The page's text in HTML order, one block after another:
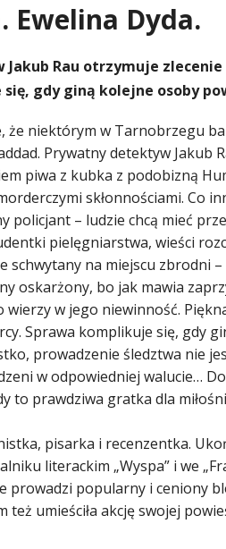
Ewelina Dyda.
Rau otrzymuje
gdy giną kolejne osoby
że niektórym w Tarnobrzegu
Prywatny detektyw Jakub
piwa z kubka z podobizną
skłonnościami. Co
policjant – ludzie chcą mieć
pielęgniarstwa, wieści
schwytany na miejscu zbrodni
oskarżony, bo jak mawia
w jego niewinność.
Sprawa komplikuje się, gdy
prowadzenie śledztwa nie
w odpowiedniej walucie…
to prawdziwa gratka dla
pisarka i recenzentka.
literackim „Wyspa” i we
prowadzi popularny i ceniony
umieściła akcję swojej